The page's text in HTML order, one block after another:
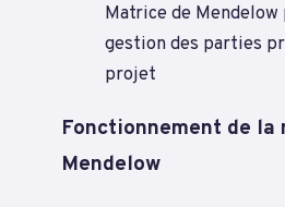
Matrice de Mendelow
gestion des parties
projet
Fonctionnement de la
Mendelow